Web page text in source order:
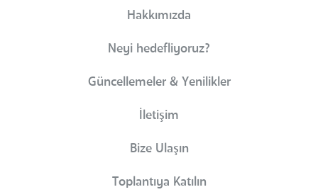
Hakkımızda
Neyi hedefliyoruz?
Güncellemeler & Yenilikler
İletişim
Bize Ulaşın
Toplantıya Katılın